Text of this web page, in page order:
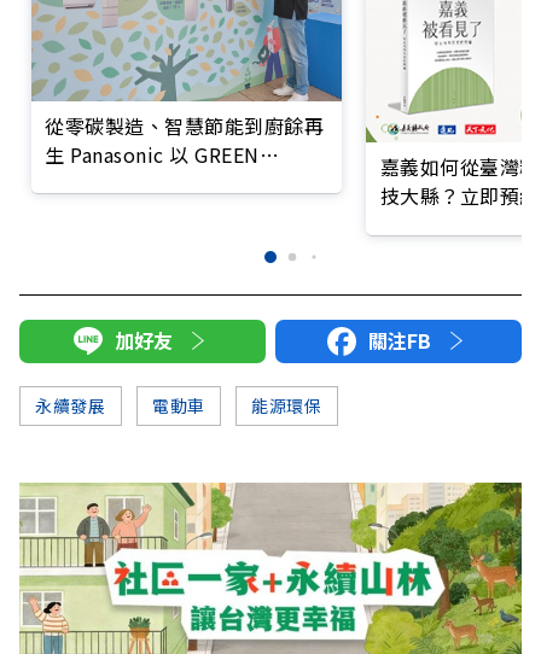
從零碳製造、智慧節能到廚餘再
生 Panasonic 以 GREEN
嘉義如何從臺灣
技大縣？立即預
加好友 關注FB
永續發展 電動車 能源環保